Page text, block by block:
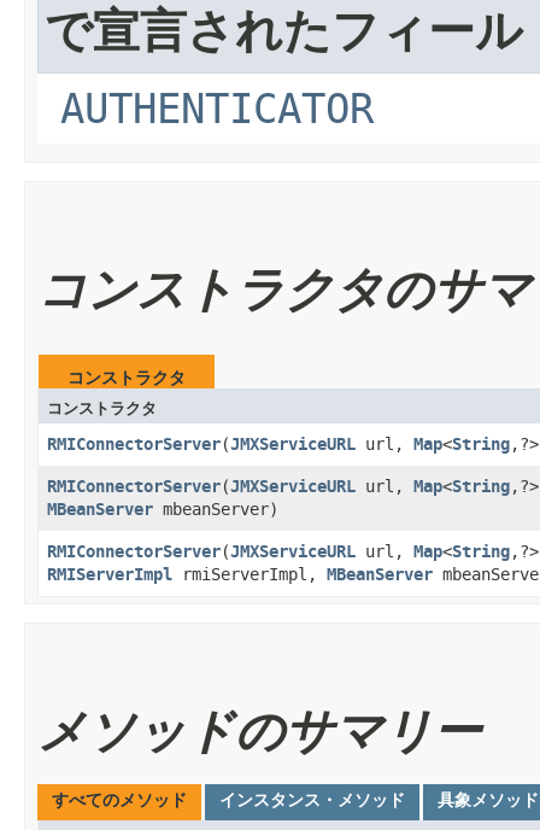
で宣言されたフィール
AUTHENTICATOR
コンストラクタのサ
コンストラクタ
コンストラクタ
RMIConnectorServer​(JMXServiceURL url, Map<String
RMIConnectorServer​(JMXServiceURL url, Map<String
MBeanServer mbeanServer)
RMIConnectorServer​(JMXServiceURL url, Map<String
RMIServerImpl rmiServerImpl, MBeanServer
メソッドのサマリー
すべてのメソッド インスタンス・メソッド 具象メソッド